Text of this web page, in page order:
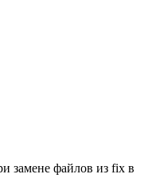
замене файлов из fix в